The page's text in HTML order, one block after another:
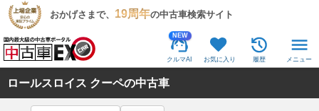
おかげさまで、 19周年の中古車検索サイト
NEW
クルマAI お気に入り 履歴 メニュー
ロールスロイス クーペの中古車